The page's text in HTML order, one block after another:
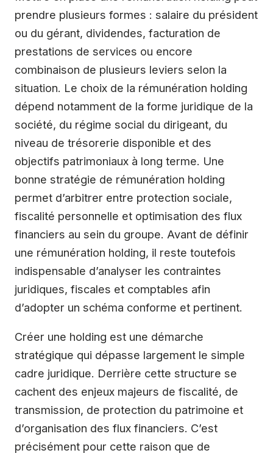
prendre plusieurs formes : salaire du président
ou du gérant, dividendes, facturation de
prestations de services ou encore
combinaison de plusieurs leviers selon la
situation. Le choix de la rémunération holding
dépend notamment de la forme juridique de la
société, du régime social du dirigeant, du
niveau de trésorerie disponible et des
objectifs patrimoniaux à long terme. Une
bonne stratégie de rémunération holding
permet d’arbitrer entre protection sociale,
fiscalité personnelle et optimisation des flux
financiers au sein du groupe. Avant de définir
une rémunération holding, il reste toutefois
indispensable d’analyser les contraintes
juridiques, fiscales et comptables afin
d’adopter un schéma conforme et pertinent.
Créer une holding est une démarche
stratégique qui dépasse largement le simple
cadre juridique. Derrière cette structure se
cachent des enjeux majeurs de fiscalité, de
transmission, de protection du patrimoine et
d’organisation des flux financiers. C’est
précisément pour cette raison que de